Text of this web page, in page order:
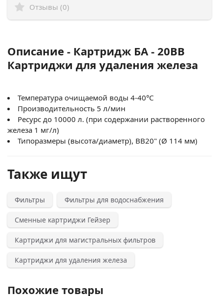
Отзывы (0)
Описание - Картридж БА - 20BB
Картриджи для удаления железа
Температура очищаемой воды 4-40°С
Производительность 5 л/мин
Ресурс до 10000 л. (при содержании растворенного
железа 1 мг/л)
Типоразмеры (высота/диаметр), ВВ20" (Ø 114 мм)
Также ищут
Фильтры Фильтры для водоснабжения
Сменные картриджи Гейзер
Картриджи для магистральных фильтров
Картриджи для удаления железа
Похожие товары